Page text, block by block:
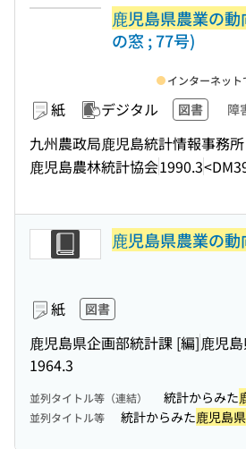
鹿児島県農業の動
の窓 ; 77号)
紙 デジタル 図書 障
九州農政局鹿児島統計情報事務
鹿児島農林統計協会1990.3
インターネット
鹿児島県農業の動
紙 図書
鹿児島県企画部統計課 [編]鹿児
1964.3
並列タイトル等（連結） 統計からみた
並列タイトル等 統計からみた鹿児島